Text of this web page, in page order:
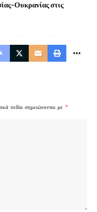
Ουκρανίας στις
πεδία σημειώνονται με *